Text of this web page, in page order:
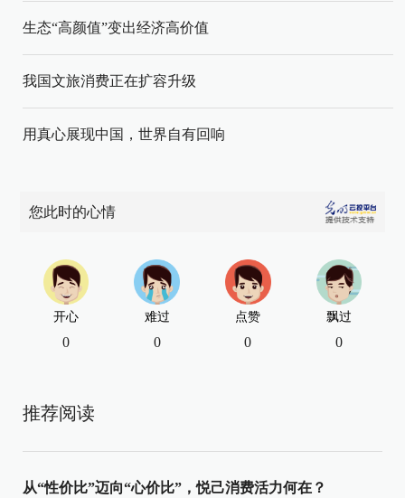
生态“高颜值”变出经济高价值
我国文旅消费正在扩容升级
用真心展现中国，世界自有回响
您此时的心情
开心
0
难过
0
点赞
0
飘过
0
推荐阅读
从“性价比”迈向“心价比”，悦己消费活力何在？